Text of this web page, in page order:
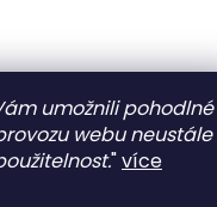
umožnili pohodlné
webu neustále
"více